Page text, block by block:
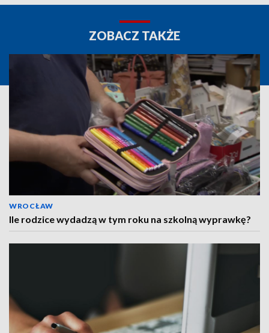
ZOBACZ TAKŻE
WROCŁAW
Ile rodzice wydadzą w tym roku na szkolną wyprawkę?